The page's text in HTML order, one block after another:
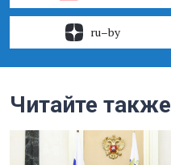
ru–by
Читайте также